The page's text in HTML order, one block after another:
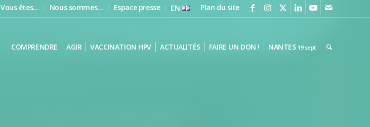
Vous êtes… Nous sommes… Espace presse EN Plan du site
COMPRENDRE AGIR VACCINATION HPV ACTUALITÉS FAIRE UN DON ! NANTES 19 sept